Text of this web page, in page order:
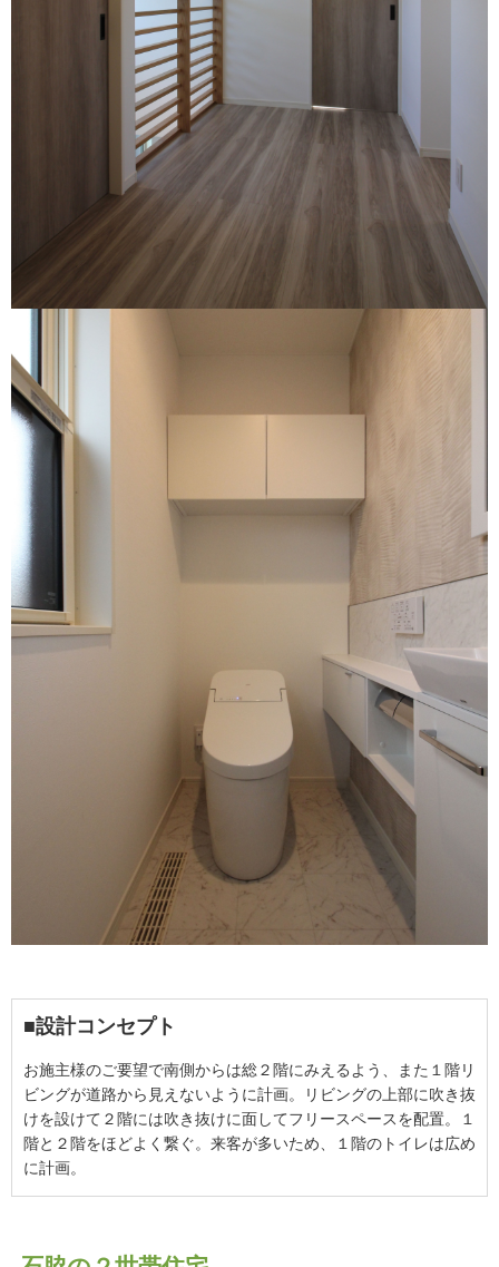
■設計コンセプト
お施主様のご要望で南側からは総２階にみえるよう、また１階リ
ビングが道路から見えないように計画。リビングの上部に吹き抜
けを設けて２階には吹き抜けに面してフリースペースを配置。１
階と２階をほどよく繋ぐ。来客が多いため、１階のトイレは広め
に計画。